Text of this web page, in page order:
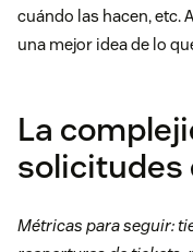
cuándo las hacen, etc.
una mejor idea de lo
La
solicitudes
Métricas para seguir: